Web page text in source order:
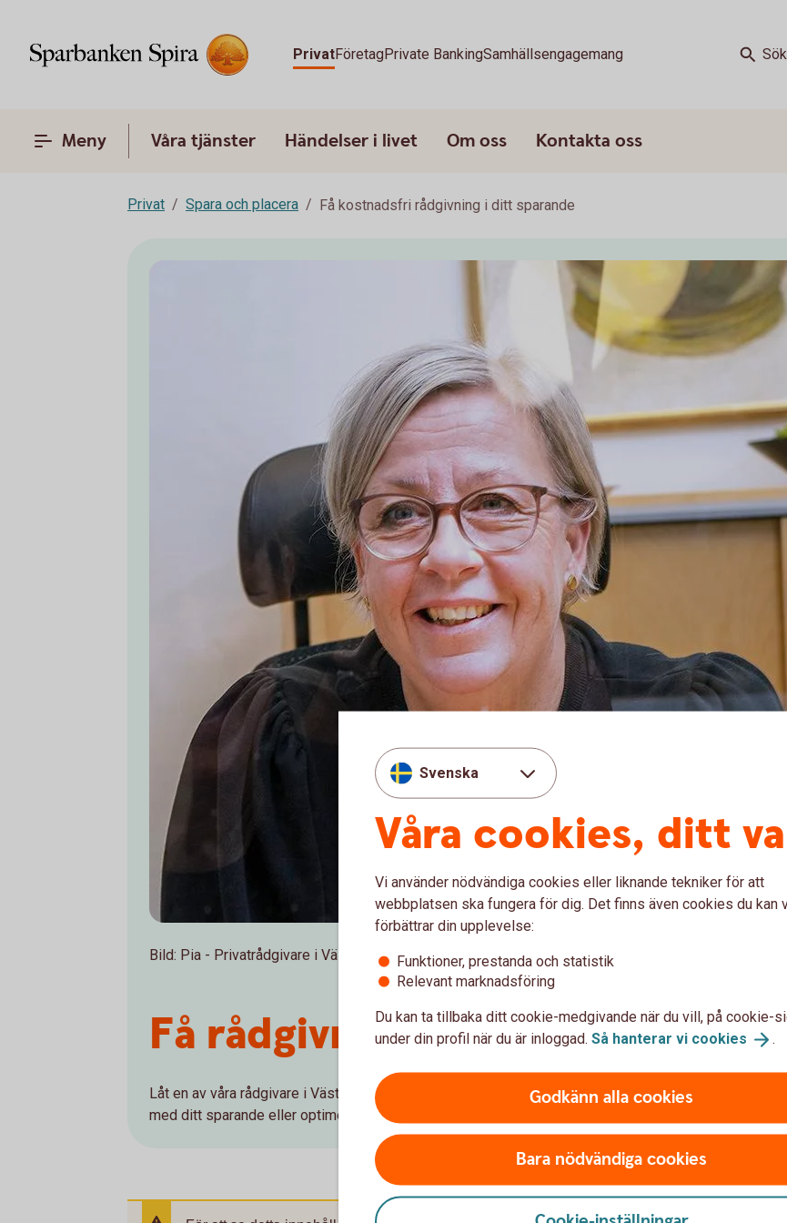
PrivatFöretagPrivate BankingSamhällsengagemang Sök
Meny Våra tjänster Händelser i livet Om oss Kontakta oss
Privat Spara och placera Få kostnadsfri rådgivning i ditt sparande
Få rådgivning i ditt sparande
Låt en av våra rådgivare i Västervik, Åtvidaberg eller Gamleby hjälpa dig att komma igång
med ditt sparande eller optimera det du har idag.
Bild: Pia - Privatrådgivare i Västervik
Svenska
Våra cookies, ditt
Vi använder nödvändiga cookies eller liknande tekniker för att
webbplatsen ska fungera för dig. Det finns även cookies du kan
förbättrar din upplevelse:
Funktioner, prestanda och statistik
Relevant marknadsföring
Du kan ta tillbaka ditt cookie-medgivande när du vill, på cookie-
under din profil när du är inloggad. Så hanterar vi cookies .
Godkänn alla cookies
Bara nödvändiga cookies